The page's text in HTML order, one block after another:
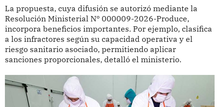
La propuesta, cuya difusión se autorizó mediante la
Resolución Ministerial N° 000009-2026-Produce,
incorpora beneficios importantes. Por ejemplo, clasifica
a los infractores según su capacidad operativa y el
riesgo sanitario asociado, permitiendo aplicar
sanciones proporcionales, detalló el ministerio.